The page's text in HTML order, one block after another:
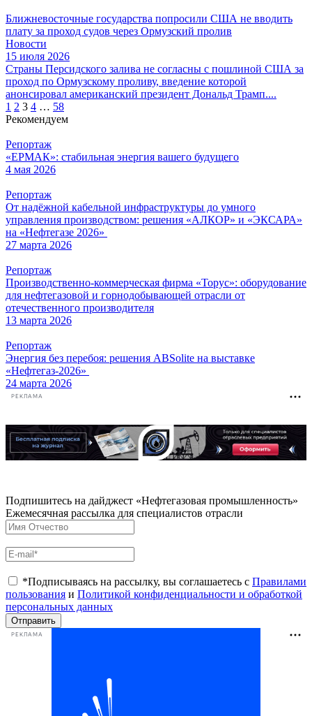
Ближневосточные государства попросили США не вводить
плату за проход судов через Ормузский пролив
Новости
15 июля 2026
Страны Персидского залива не согласны с пошлиной США за
проход по Ормузскому проливу, введение которой
анонсировал американский президент Дональд Трамп....
Пагинация
записей
1 2 3 4 … 58
Рекомендуем
Репортаж
«ЕРМАК»: стабильная энергия вашего будущего
4 мая 2026
Репортаж
От надёжной кабельной инфраструктуры до умного
управления производством: решения «АЛКОР» и «ЭКСАРА»
на «Нефтегазе 2026»
27 марта 2026
Репортаж
Производственно-коммерческая фирма «Торус»: оборудование
для нефтегазовой и горнодобывающей отрасли от
отечественного производителя
13 марта 2026
Репортаж
Энергия без перебоя: решения ABSolite на выставке
«Нефтегаз-2026»
24 марта 2026
РЕКЛАМА
Подпишитесь на дайджест «Нефтегазовая промышленность»
Ежемесячная рассылка для специалистов отрасли
*Подписываясь на рассылку, вы соглашаетесь с Правилами
пользования и Политикой конфиденциальности и обработкой
персональных данных
Отправить
РЕКЛАМА